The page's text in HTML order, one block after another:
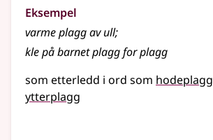
Eksempel
varme plagg av ull;
kle på barnet plagg for plagg
som etterledd i ord som hodeplagg
ytterplagg